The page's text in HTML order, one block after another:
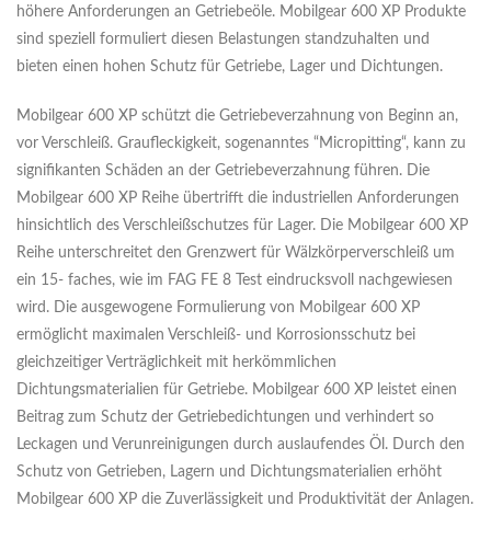
höhere Anforderungen an Getriebeöle. Mobilgear 600 XP Produkte
sind speziell formuliert diesen Belastungen standzuhalten und
bieten einen hohen Schutz für Getriebe, Lager und Dichtungen.
Mobilgear 600 XP schützt die Getriebeverzahnung von Beginn an,
vor Verschleiß. Graufleckigkeit, sogenanntes “Micropitting“, kann zu
signifikanten Schäden an der Getriebeverzahnung führen. Die
Mobilgear 600 XP Reihe übertrifft die industriellen Anforderungen
hinsichtlich des Verschleißschutzes für Lager. Die Mobilgear 600 XP
Reihe unterschreitet den Grenzwert für Wälzkörperverschleiß um
ein 15- faches, wie im FAG FE 8 Test eindrucksvoll nachgewiesen
wird. Die ausgewogene Formulierung von Mobilgear 600 XP
ermöglicht maximalen Verschleiß- und Korrosionsschutz bei
gleichzeitiger Verträglichkeit mit herkömmlichen
Dichtungsmaterialien für Getriebe. Mobilgear 600 XP leistet einen
Beitrag zum Schutz der Getriebedichtungen und verhindert so
Leckagen und Verunreinigungen durch auslaufendes Öl. Durch den
Schutz von Getrieben, Lagern und Dichtungsmaterialien erhöht
Mobilgear 600 XP die Zuverlässigkeit und Produktivität der Anlagen.